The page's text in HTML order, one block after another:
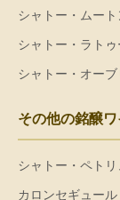
シャトー・ムー
シャトー・ラト
シャトー・オーブ
その他の銘醸
シャトー・ペトリ
カロンセギュール